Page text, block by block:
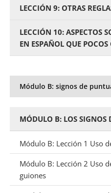
LECCIÓN 9: OTRAS
LECCIÓN 10: ASPECTOS
EN ESPAÑOL QUE
Módulo B: signos de
MÓDULO B: LOS SIGNOS
Módulo B: Lección 1 Uso
Módulo B: Lección 2 Uso
guiones